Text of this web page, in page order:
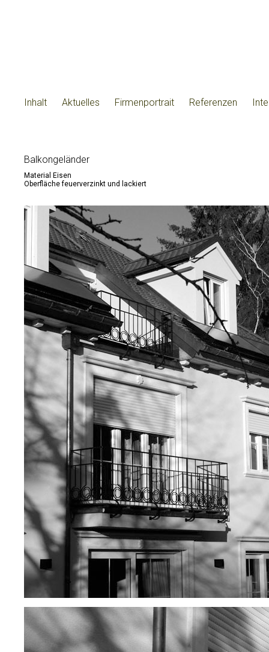
Inhalt Aktuelles Firmenportrait Referenzen
Balkongeländer
Material Eisen
Oberfläche feuerverzinkt und lackiert